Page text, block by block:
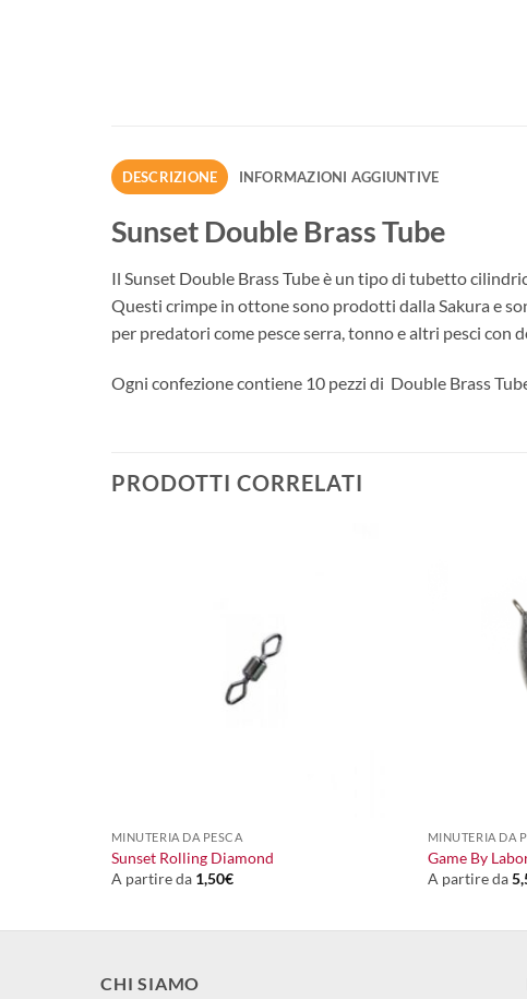
DESCRIZIONE INFORMAZIONI AGGIUNTIVE
Sunset Double Brass Tube
Il Sunset Double Brass Tube è un tipo di tubetto
Questi crimpe in ottone sono prodotti dalla Sakura e
per predatori come pesce serra, tonno e altri pesci con
Ogni confezione contiene 10 pezzi di Double Brass
PRODOTTI CORRELATI
MINUTERIA DA PESCA
Sunset Rolling Diamond
A partire da 1,50€
MINUTERIA DA
Game By
A partire da
CHI SIAMO